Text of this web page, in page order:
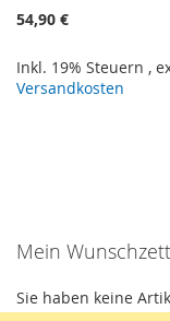
54,90 €
Inkl. 19% Steuern ,
Versandkosten
Mein
Sie haben keine